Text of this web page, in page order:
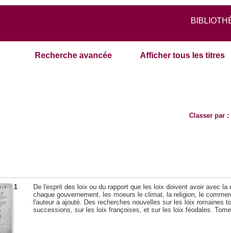
Recherche avancée Afficher tous les titres
Classer par :
1
De l'esprit des loix ou du rapport que les loix doivent avoir avec la
chaque gouvernement, les moeurs le climat, la religion, le
l'auteur a ajouté. Des recherches nouvelles sur les loix romaines
successions, sur les loix françoises, et sur les loix féodales.